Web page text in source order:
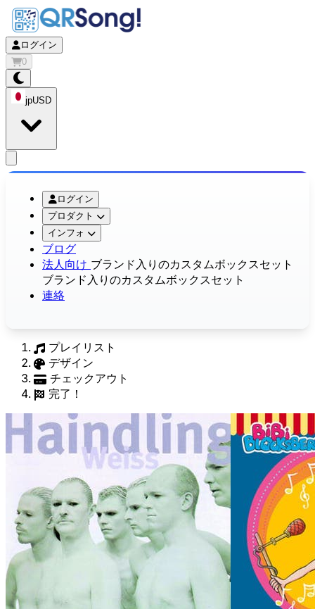
ログイン
0
jpUSD
ログイン
プロダクト
インフォ
ブログ
法人向け ブランド入りのカスタムボックスセット
ブランド入りのカスタムボックスセット
連絡
プレイリスト
デザイン
チェックアウト
完了！